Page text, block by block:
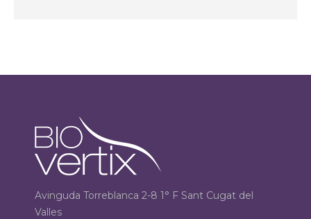
Avinguda Torreblanca 2-8 1° F Sant Cugat del
Valles